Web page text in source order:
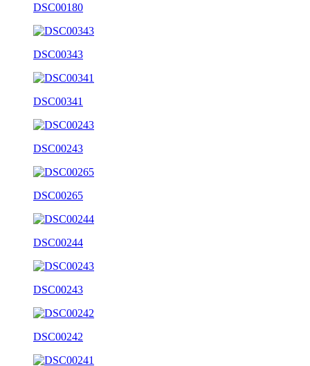
DSC00180
DSC00343
DSC00341
DSC00243
DSC00265
DSC00244
DSC00243
DSC00242